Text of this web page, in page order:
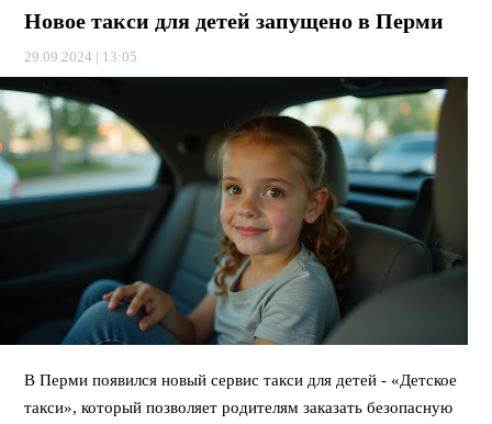
Новое такси для детей запущено в Перми
29.09.2024 | 13:05
В Перми появился новый сервис такси для детей - «Детское
такси», который позволяет родителям заказать безопасную